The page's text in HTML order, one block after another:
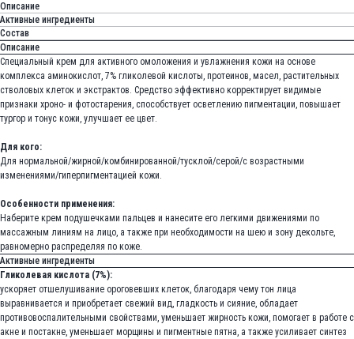
Описание
Активные ингредиенты
Состав
Описание
Специальный крем для активного омоложения и увлажнения кожи на основе
комплекса аминокислот, 7% гликолевой кислоты, протеинов, масел, растительных
стволовых клеток и экстрактов. Средство эффективно корректирует видимые
признаки хроно- и фотостарения, способствует осветлению пигментации, повышает
тургор и тонус кожи, улучшает ее цвет.
Для кого:
Для нормальной/жирной/комбинированной/тусклой/серой/с возрастными
изменениями/гиперпигментацией кожи.
Особенности применения:
Наберите крем подушечками пальцев и нанесите его легкими движениями по
массажным линиям на лицо, а также при необходимости на шею и зону декольте,
равномерно распределяя по коже.
Активные ингредиенты
Гликолевая кислота (7%):
ускоряет отшелушивание ороговевших клеток, благодаря чему тон лица
выравнивается и приобретает свежий вид, гладкость и сияние, обладает
противовоспалительными свойствами, уменьшает жирность кожи, помогает в работе с
акне и постакне, уменьшает морщины и пигментные пятна, а также усиливает синтез